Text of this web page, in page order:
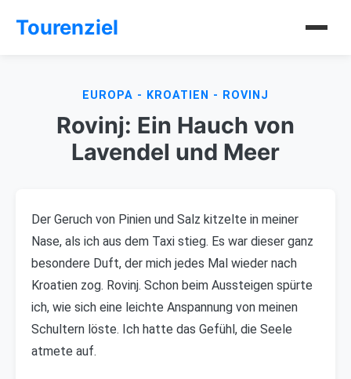
Tourenziel
EUROPA - KROATIEN - ROVINJ
Rovinj: Ein Hauch von
Lavendel und Meer
Der Geruch von Pinien und Salz kitzelte in meiner
Nase, als ich aus dem Taxi stieg. Es war dieser ganz
besondere Duft, der mich jedes Mal wieder nach
Kroatien zog. Rovinj. Schon beim Aussteigen spürte
ich, wie sich eine leichte Anspannung von meinen
Schultern löste. Ich hatte das Gefühl, die Seele
atmete auf.